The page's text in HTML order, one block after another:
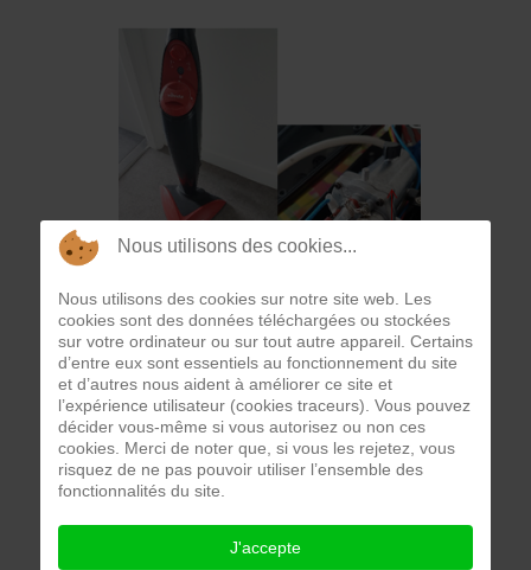
Nous utilisons des cookies...
Nous utilisons des cookies sur notre site web. Les
cookies sont des données téléchargées ou stockées
sur votre ordinateur ou sur tout autre appareil. Certains
d’entre eux sont essentiels au fonctionnement du site
et d’autres nous aident à améliorer ce site et
l’expérience utilisateur (cookies traceurs). Vous pouvez
décider vous-même si vous autorisez ou non ces
cookies. Merci de noter que, si vous les rejetez, vous
risquez de ne pas pouvoir utiliser l’ensemble des
fonctionnalités du site.
J'accepte